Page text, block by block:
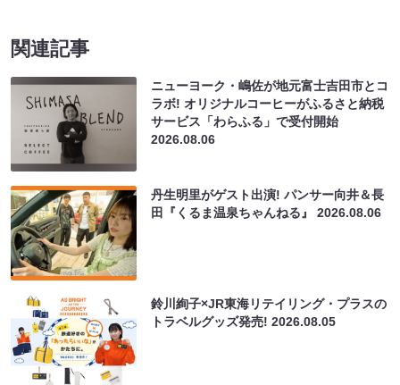
関連記事
ニューヨーク・嶋佐が地元富士吉田市とコ
ラボ! オリジナルコーヒーがふるさと納税
サービス「わらふる」で受付開始
2026.08.06
丹生明里がゲスト出演! パンサー向井＆長
田『くるま温泉ちゃんねる』2026.08.06
鈴川絢子×JR東海リテイリング・プラスの
トラベルグッズ発売!2026.08.05